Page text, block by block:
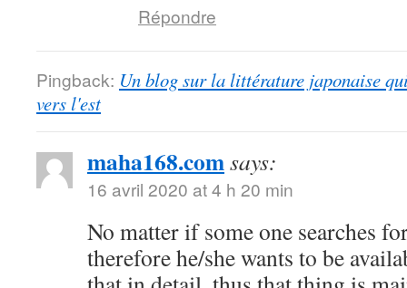
Répondre
Pingback: Un blog sur la littérature japonaise
vers l'est
maha168.comsays:
16 avril 2020 at 4 h 20 min
No matter if some one searches
therefore he/she wants to be